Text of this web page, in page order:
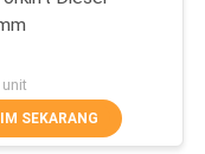
unit
SEKARANG